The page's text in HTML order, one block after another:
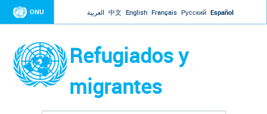
Jump to navigation
ONU العربية 中文 English Français Русский Español
Refugiados y
migrantes